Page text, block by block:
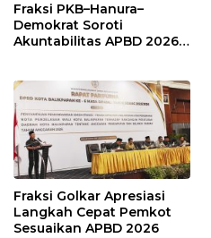
Fraksi PKB–Hanura–
Demokrat Soroti
Akuntabilitas APBD 2026
Modal
Fraksi Golkar Apresiasi
Langkah Cepat Pemkot
Sesuaikan APBD 2026